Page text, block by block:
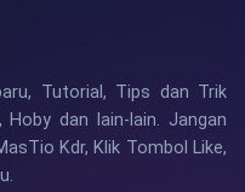
Tutorial, Tips dan Trik
Hoby dan lain-lain. Jangan
Kdr, Klik Tombol Like,